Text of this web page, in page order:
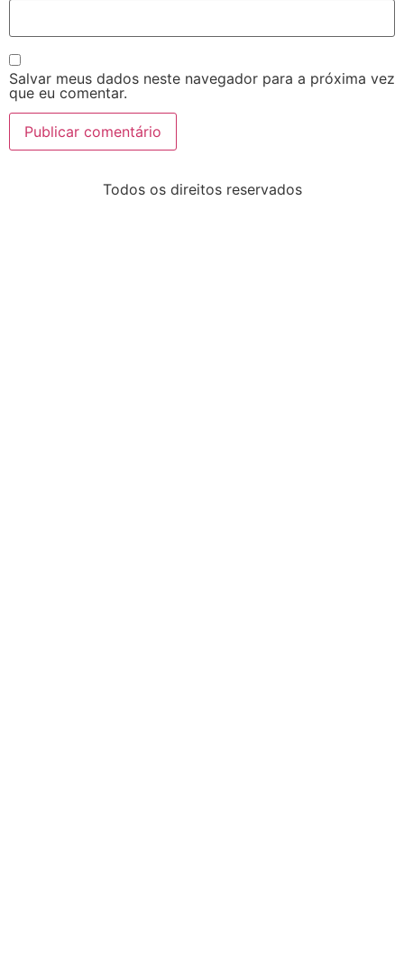
Salvar meus dados neste navegador para a próxima vez
que eu comentar.
Todos os direitos reservados